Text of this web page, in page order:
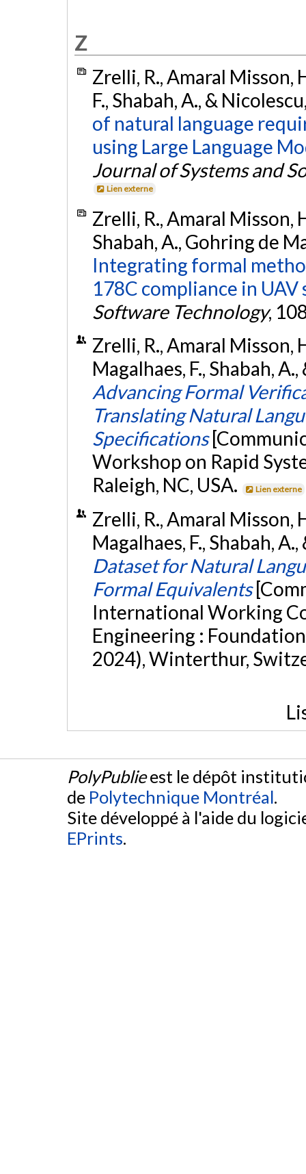
Z
Zrelli, R., Amaral Misson,
F., Shabah, A., &
of natural language
using Large Language
Journal of Systems and
Lien externe
Zrelli, R., Amaral Misson,
Shabah, A., Gohring de
Integrating formal
178C compliance in
Software Technology,
Zrelli, R., Amaral Misson,
Magalhaes, F., Shabah,
Advancing Formal
Translating Natural
Specifications
Workshop on Rapid
Raleigh, NC, USA.
Lien externe
Zrelli, R., Amaral Misson,
Magalhaes, F., Shabah,
Dataset for Natural
Formal Equivalents
International Working
Engineering :
2024), Winterthur,
PolyPublieest le dépôt
de Polytechnique Montréal.
Site développé à l'aide du
EPrints.